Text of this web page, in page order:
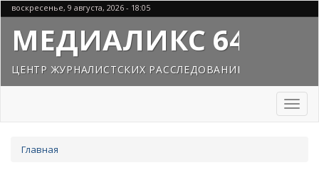
Перейти
к
основному
содержанию
воскресенье, 9 августа, 2026 - 18:05
МЕДИАЛИКС 64
ЦЕНТР ЖУРНАЛИСТСКИХ РАССЛЕДОВАНИЙ
Toggle
здесь
Главная